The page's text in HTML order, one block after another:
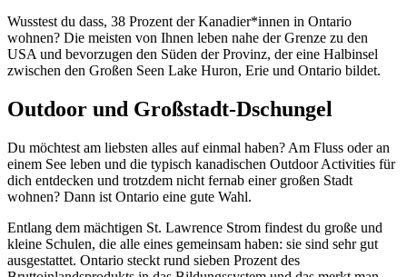
Wusstest du dass, 38 Prozent der Kanadier*innen in Ontario
wohnen? Die meisten von Ihnen leben nahe der Grenze zu den
USA und bevorzugen den Süden der Provinz, der eine Halbinsel
zwischen den Großen Seen Lake Huron, Erie und Ontario bildet.
Outdoor und Großstadt-Dschungel
Du möchtest am liebsten alles auf einmal haben? Am Fluss oder an
einem See leben und die typisch kanadischen Outdoor Activities für
dich entdecken und trotzdem nicht fernab einer großen Stadt
wohnen? Dann ist Ontario eine gute Wahl.
Entlang dem mächtigen St. Lawrence Strom findest du große und
kleine Schulen, die alle eines gemeinsam haben: sie sind sehr gut
ausgestattet. Ontario steckt rund sieben Prozent des